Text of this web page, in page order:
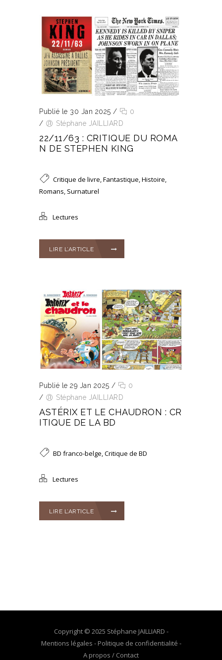
Publié le 30 Jan 2025 /
0
/
Stéphane JAILLIARD
22/11/63 : CRITIQUE DU ROMA
N DE STEPHEN KING
Critique de livre,Fantastique,Histoire,
Romans, Surnaturel
Lectures
LIRE L’ARTICLE
Publié le 29 Jan 2025 /
0
/
Stéphane JAILLIARD
ASTÉRIX ET LE CHAUDRON : CR
ITIQUE DE LA BD
BD franco-belge,Critique de BD
Lectures
LIRE L’ARTICLE
Copyright © 2025 Stéphane JAILLIARD -
Mentions légales - Politique de confidentialité -
A propos / Contact